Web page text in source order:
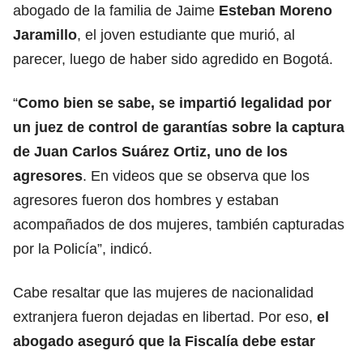
abogado de la familia de Jaime Esteban Moreno
Jaramillo, el joven estudiante que murió, al
parecer, luego de haber sido agredido en Bogotá.
“Como bien se sabe, se impartió legalidad por
un juez de control de garantías sobre la captura
de Juan Carlos Suárez Ortiz, uno de los
agresores. En videos que se observa que los
agresores fueron dos hombres y estaban
acompañados de dos mujeres, también capturadas
por la Policía”, indicó.
Cabe resaltar que las mujeres de nacionalidad
extranjera fueron dejadas en libertad. Por eso, el
abogado aseguró que la Fiscalía debe estar